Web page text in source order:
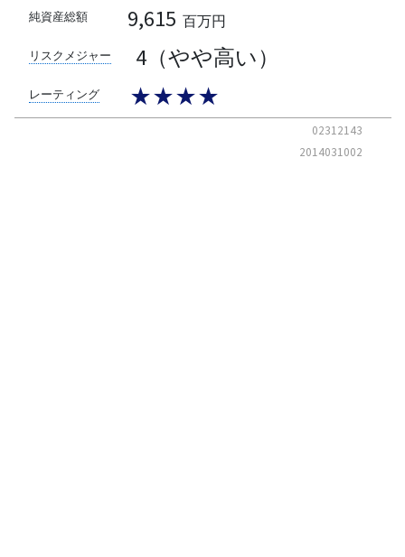
純資産総額 9,615 百万円
リスクメジャー 4（やや高い）
レーティング ★★★★
02312143
2014031002